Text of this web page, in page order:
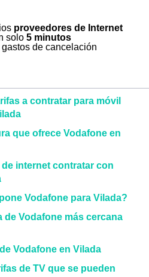
proveedores de Internet
solo 5 minutos
gastos de cancelación
a contratar para móvil
que ofrece Vodafone en
internet contratar con
Vodafone para Vilada?
de Vodafone más cercana
Vodafone en Vilada
de TV que se pueden